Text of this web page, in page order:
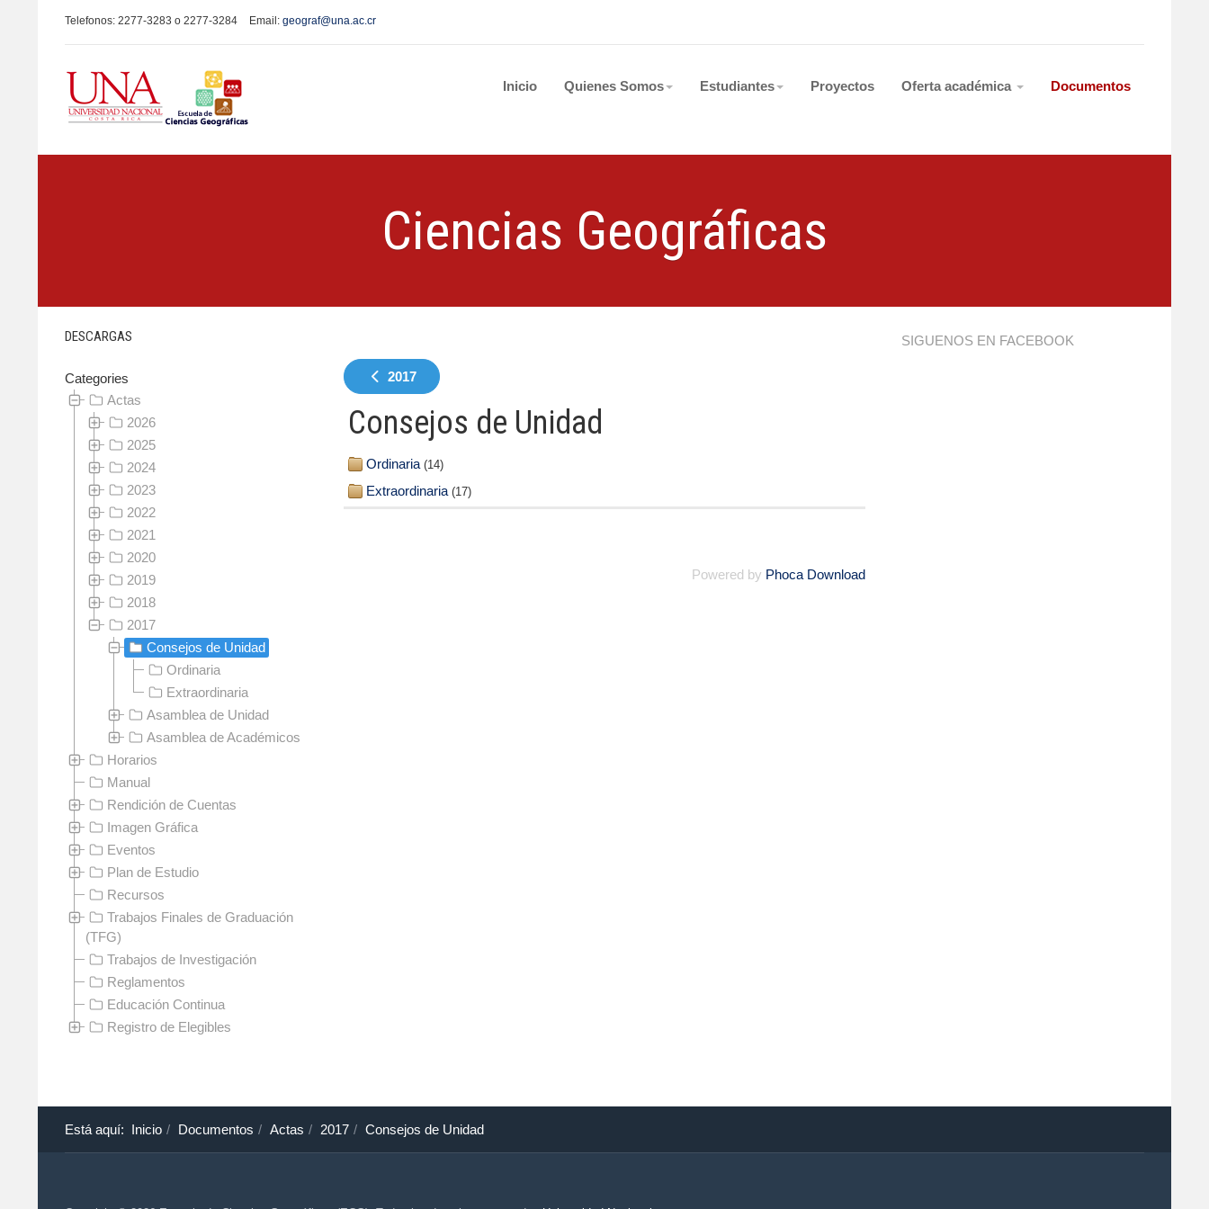
Telefonos: 2277-3283 o 2277-3284 Email: geograf@una.ac.cr
Inicio Quienes Somos Estudiantes Proyectos Oferta académica Documentos
Ciencias Geográficas
2017
Consejos de Unidad
Ordinaria (14)
Extraordinaria (17)
Powered by Phoca Download
DESCARGAS
Categories
Actas
2026
2025
2024
2023
2022
2021
2020
2019
2018
2017
Consejos de Unidad
Ordinaria
Extraordinaria
Asamblea de Unidad
Asamblea de Académicos
Horarios
Manual
Rendición de Cuentas
Imagen Gráfica
Eventos
Plan de Estudio
Recursos
Trabajos Finales de Graduación
(TFG)
Trabajos de Investigación
Reglamentos
Educación Continua
Registro de Elegibles
SIGUENOS EN FACEBOOK
Está aquí: Inicio Documentos Actas 2017 Consejos de Unidad